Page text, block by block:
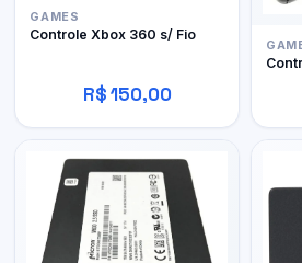
GAMES
Controle Xbox 360 s/ Fio
R$ 150,00